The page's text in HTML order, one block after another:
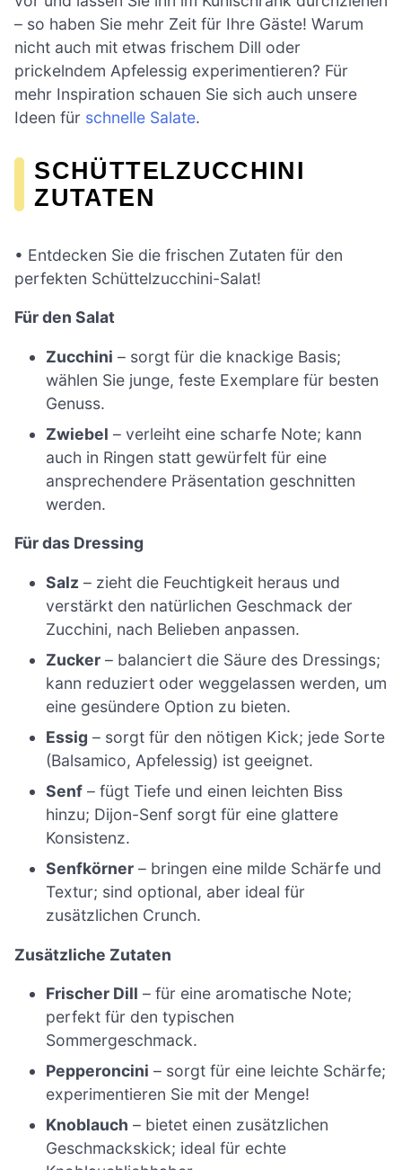
– so haben Sie mehr Zeit für Ihre Gäste! Warum
nicht auch mit etwas frischem Dill oder
prickelndem Apfelessig experimentieren? Für
mehr Inspiration schauen Sie sich auch unsere
Ideen für schnelle Salate.
SCHÜTTELZUCCHINI
ZUTATEN
• Entdecken Sie die frischen Zutaten für den
perfekten Schüttelzucchini-Salat!
Für den Salat
Zucchini – sorgt für die knackige Basis;
wählen Sie junge, feste Exemplare für besten
Genuss.
Zwiebel – verleiht eine scharfe Note; kann
auch in Ringen statt gewürfelt für eine
ansprechendere Präsentation geschnitten
werden.
Für das Dressing
Salz – zieht die Feuchtigkeit heraus und
verstärkt den natürlichen Geschmack der
Zucchini, nach Belieben anpassen.
Zucker – balanciert die Säure des Dressings;
kann reduziert oder weggelassen werden, um
eine gesündere Option zu bieten.
Essig – sorgt für den nötigen Kick; jede Sorte
(Balsamico, Apfelessig) ist geeignet.
Senf – fügt Tiefe und einen leichten Biss
hinzu; Dijon-Senf sorgt für eine glattere
Konsistenz.
Senfkörner – bringen eine milde Schärfe und
Textur; sind optional, aber ideal für
zusätzlichen Crunch.
Zusätzliche Zutaten
Frischer Dill – für eine aromatische Note;
perfekt für den typischen
Sommergeschmack.
Pepperoncini – sorgt für eine leichte Schärfe;
experimentieren Sie mit der Menge!
Knoblauch – bietet einen zusätzlichen
Geschmackskick; ideal für echte